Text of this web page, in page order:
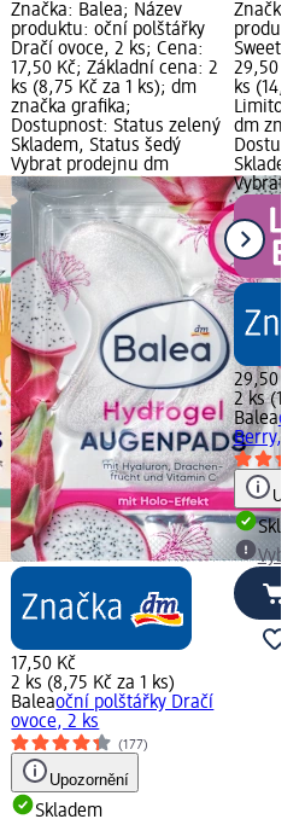
Značka: Balea; Název
produktu: oční polštářky
Dračí ovoce, 2 ks; Cena:
17,50 Kč; Základní cena: 2
ks (8,75 Kč za 1 ks); dm
značka grafika;
Dostupnost: Status zelený
Skladem, Status šedý
Vybrat prodejnu dm
17,50 Kč
2 ks (8,75 Kč za 1 ks)
Baleaoční polštářky Dračí
ovoce, 2 ks
(177)
Upozornění
Skladem
Značka:
Sweet
29,50
ks
dm
Vybrat
29,50 Kč
2 ks
Balea
Berry, 2